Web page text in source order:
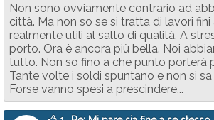
Non sono ovviamente contrario ad
città. Ma non so se si tratta di lavori fini
realmente utili al salto di qualità. A
porto. Ora è ancora più bella. Noi
tutto. Non so fino a che punto porterà
Tante volte i soldi spuntano e non si
Forse vanno spesi a prescindere...